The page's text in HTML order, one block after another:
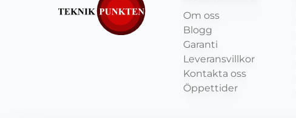
Om oss
Blogg
Garanti
Leveransvillkor
Kontakta oss
Öppettider